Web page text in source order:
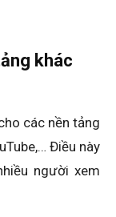
khác
các nền tảng
Điều này
người xem